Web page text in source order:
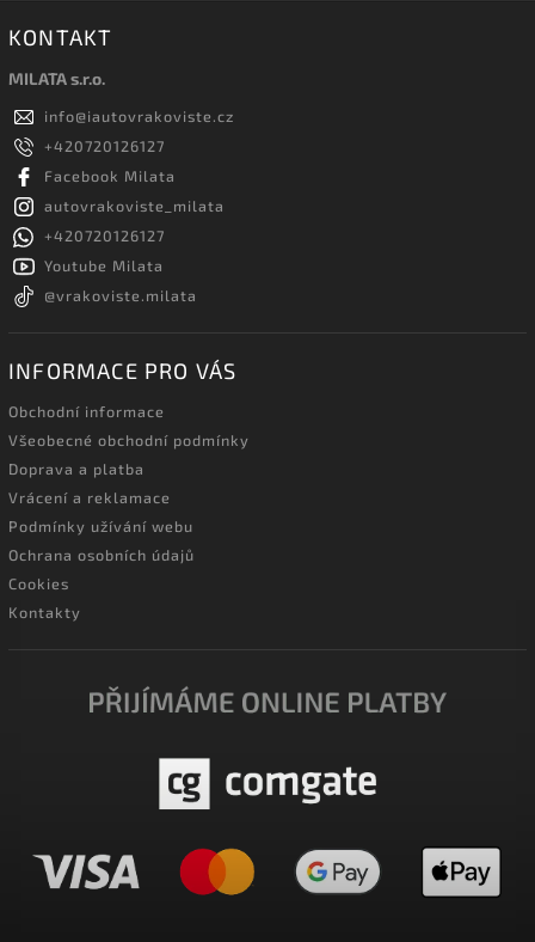
KONTAKT
MILATA s.r.o.
info@iautovrakoviste.cz
+420720126127
Facebook Milata
autovrakoviste_milata
+420720126127
Youtube Milata
@vrakoviste.milata
INFORMACE PRO VÁS
Obchodní informace
Všeobecné obchodní podmínky
Doprava a platba
Vrácení a reklamace
Podmínky užívání webu
Ochrana osobních údajů
Cookies
Kontakty